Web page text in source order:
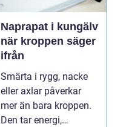
Naprapat i kungälv
när kroppen säger
ifrån
Smärta i rygg, nacke
eller axlar påverkar
mer än bara kroppen.
Den tar energi,